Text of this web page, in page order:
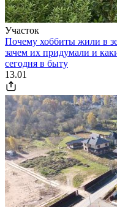
Участок
Почему хоббиты жили в
зачем их придумали и
сегодня в быту
13.01